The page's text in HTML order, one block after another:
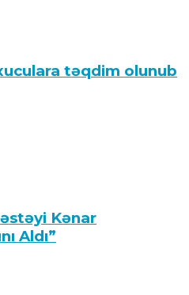
təqdim olunub
Kənar
Aldı”